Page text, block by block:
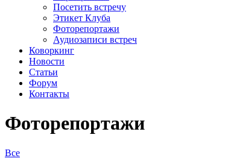
Посетить встречу
Этикет Клуба
Фоторепортажи
Аудиозаписи встреч
Коворкинг
Новости
Статьи
Форум
Контакты
Фоторепортажи
Все